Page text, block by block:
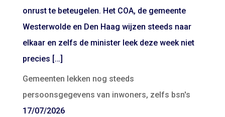
onrust te beteugelen. Het COA, de gemeente
Westerwolde en Den Haag wijzen steeds naar
elkaar en zelfs de minister leek deze week niet
precies […]
Gemeenten lekken nog steeds
persoonsgegevens van inwoners, zelfs bsn's
17/07/2026